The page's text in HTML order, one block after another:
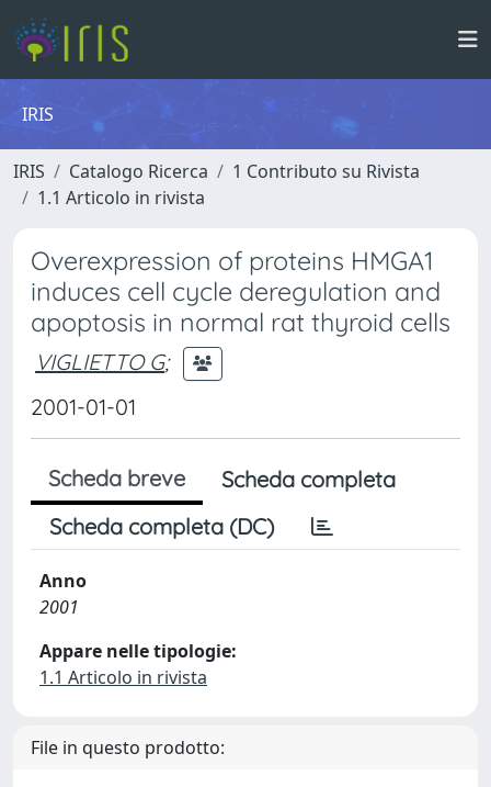
IRIS
IRIS Catalogo Ricerca
1 Contributo su Rivista
1.1 Articolo in rivista
Overexpression of proteins HMGA1
induces cell cycle deregulation and
apoptosis in normal rat thyroid cells
VIGLIETTO G;
2001-01-01
Scheda breve
Scheda completa
Scheda completa (DC)
Anno
2001
Appare nelle tipologie:
1.1 Articolo in rivista
File in questo prodotto: